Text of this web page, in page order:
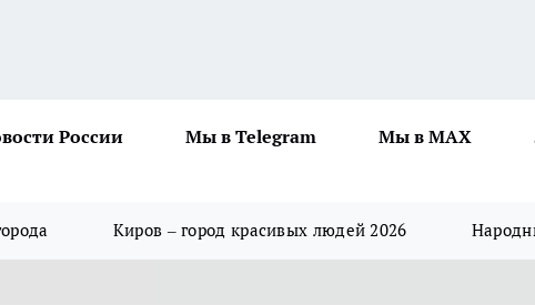
России Мы в Telegram Мы в MAX
Киров – город красивых людей 2026